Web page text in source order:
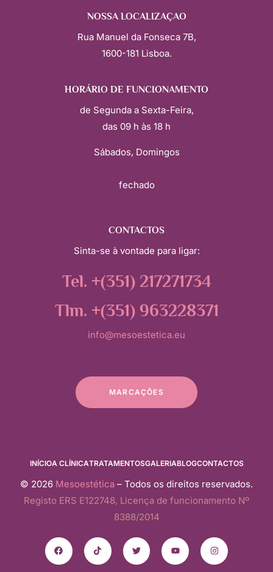
NOSSA LOCALIZAÇÃO
Rua Manuel da Fonseca 7B,
1600-181 Lisboa.
HORÁRIO DE FUNCIONAMENTO
de Segunda a Sexta-Feira,
das 09 h às 18 h
Sábados, Domingos
fechado
CONTACTOS
Sinta-se à vontade para ligar:
Tel. +(351) 217271734
Tlm. +(351) 963228371
info@mesoestetica.eu
MARCAÇÕES
INÍCIOA CLÍNICATRATAMENTOSGALERIABLOGCONTACTOS
© 2026 Mesoestética – Todos os direitos reservados.
Registo ERS E122748, Licença de funcionamento Nº
8388/2014